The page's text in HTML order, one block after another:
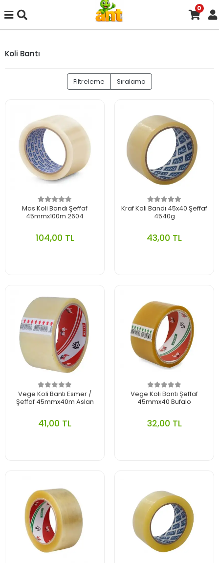
0
Koli Bantı
Filtreleme Sıralama
Mas Koli Bandı Şeffaf
45mmx100m 2604
104,00 TL
Kraf Koli Bandı 45x40 Şeffaf
4540g
43,00 TL
Vege Koli Bantı Esmer /
Şeffaf 45mmx40m Aslan
41,00 TL
Vege Koli Bantı Şeffaf
45mmx40 Bufalo
32,00 TL